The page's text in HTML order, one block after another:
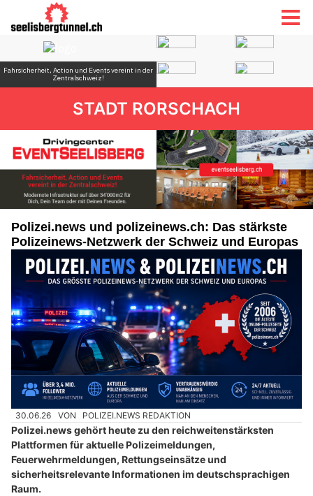
STADT RORSCHACH
Polizei.news und polizeinews.ch: Das stärkste
Polizeinews-Netzwerk der Schweiz und Europas
30.06.26 VON POLIZEI.NEWS REDAKTION
Polizei.news gehört heute zu den reichweitenstärksten
Plattformen für aktuelle Polizeimeldungen,
Feuerwehrmeldungen, Rettungseinsätze und
sicherheitsrelevante Informationen im deutschsprachigen
Raum.